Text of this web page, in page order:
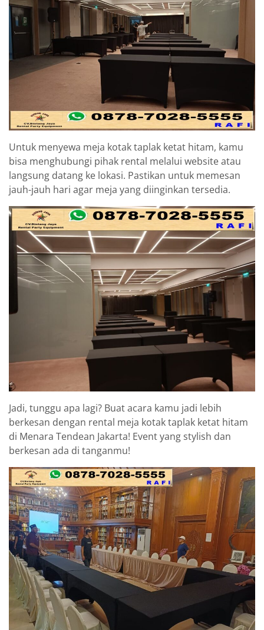
Untuk menyewa meja kotak taplak ketat hitam, kamu
bisa menghubungi pihak rental melalui website atau
langsung datang ke lokasi. Pastikan untuk memesan
jauh-jauh hari agar meja yang diinginkan tersedia.
Jadi, tunggu apa lagi? Buat acara kamu jadi lebih
berkesan dengan rental meja kotak taplak ketat hitam
di Menara Tendean Jakarta! Event yang stylish dan
berkesan ada di tanganmu!